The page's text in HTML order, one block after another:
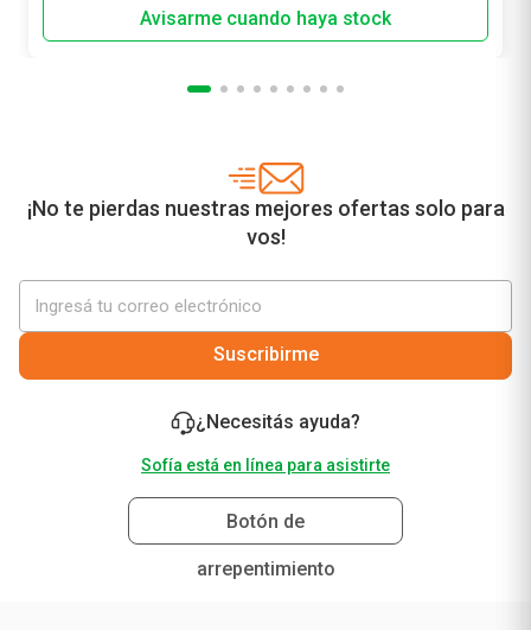
¡No te pierdas nuestras mejores ofertas solo para
vos!
Suscribirme
¿Necesitás ayuda?
Sofía está en línea para asistirte
Botón de
arrepentimiento